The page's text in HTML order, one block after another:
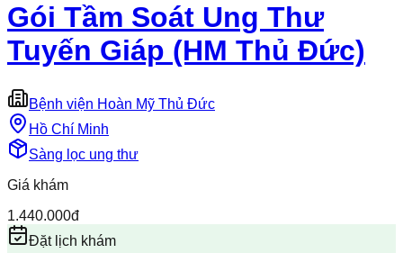
Gói Tầm Soát Ung Thư
Tuyến Giáp (HM Thủ Đức)
Bệnh viện Hoàn Mỹ Thủ Đức
Hồ Chí Minh
Sàng lọc ung thư
Giá khám
1.440.000đ
Đặt lịch khám